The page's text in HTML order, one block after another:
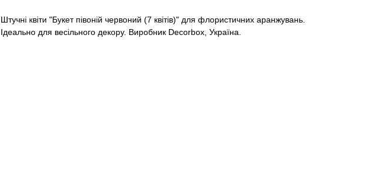
Штучні квіти "Букет півоній червоний (7 квітів)" для флористичних аранжувань.
Ідеально для весільного декору. Виробник Decorbox, Україна.